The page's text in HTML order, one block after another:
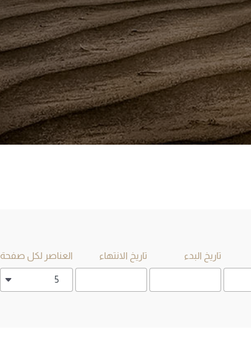
تاريخ البدء تاريخ الانتهاء العناصر لكل صفحة